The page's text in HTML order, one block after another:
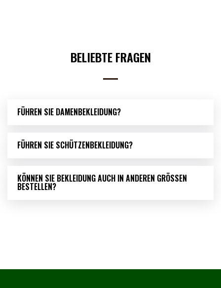
BELIEBTE FRAGEN
FÜHREN SIE DAMENBEKLEIDUNG?
FÜHREN SIE SCHÜTZENBEKLEIDUNG?
KÖNNEN SIE BEKLEIDUNG AUCH IN ANDEREN GRÖSSEN B
ESTELLEN?